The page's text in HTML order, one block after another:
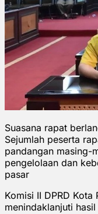
Suasana rapat
Sejumlah peserta
pandangan masing-
pengelolaan dan
pasar
Komisi II DPRD
menindaklanjuti